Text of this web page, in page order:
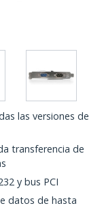
las versiones de
transferencia de
y bus PCI
datos de hasta